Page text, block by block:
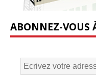
ABONNEZ-VOUS